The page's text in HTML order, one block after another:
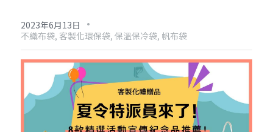
➢帆布袋
➢束口袋
➢保溫保冷袋
➢潛水布袋
➢印刷須知
➢布料/印刷/配件
➢布料介紹
➢印刷介紹
➢打樣和樣品
➢刀模下載
線上詢價
搜索
繁體中文
2023年6月13日 ·
不織布袋, 客製化環保袋, 保溫保冷袋, 帆布袋